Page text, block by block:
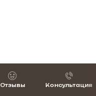
Отзывы Консультация